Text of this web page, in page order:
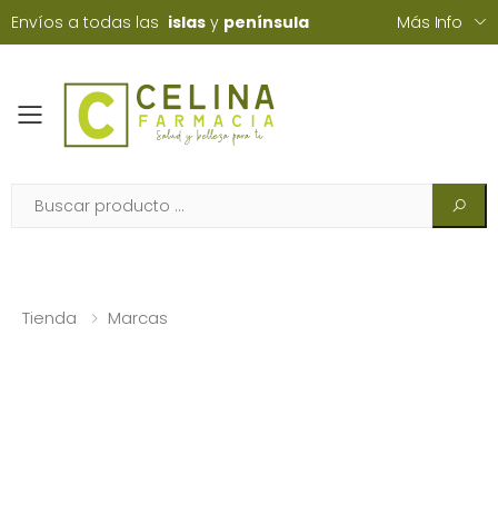
Envíos a todas las islas y península Más Info
Toggle mobile menu
Tienda Marcas